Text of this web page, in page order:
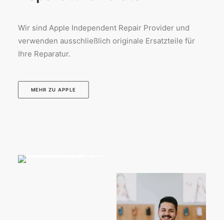
Wir sind Apple Independent Repair Provider und
verwenden ausschließlich originale Ersatzteile für
Ihre Reparatur.
MEHR ZU APPLE